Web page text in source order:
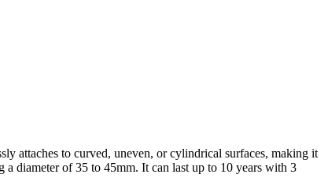
attaches to curved, uneven, or cylindrical surfaces, making it
diameter of 35 to 45mm. It can last up to 10 years with 3